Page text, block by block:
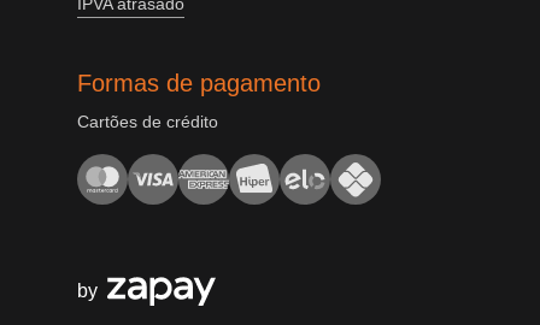
IPVA atrasado
Formas de pagamento
Cartões de crédito
by